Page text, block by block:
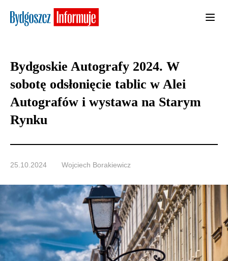
Bydgoskie Autografy 2024. W
sobotę odsłonięcie tablic w Alei
Autografów i wystawa na Starym
Rynku
25.10.2024 Wojciech Borakiewicz